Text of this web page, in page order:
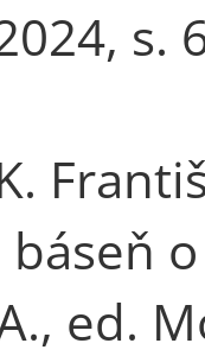
s.
A., ed.